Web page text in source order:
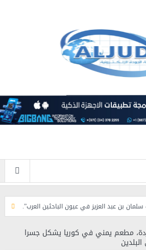
عبد العزيز في عيون الباحثين العرب”.
أ.د. فهد
مطعم يمني في كوريا يشكل جسرا